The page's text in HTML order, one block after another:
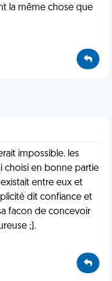
la même chose que
impossible. les
choisi en bonne partie
entre eux et
dit confiance et
facon de concevoir
;).